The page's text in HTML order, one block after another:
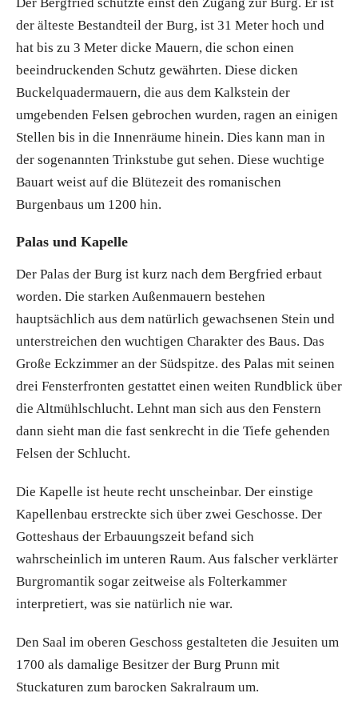
der älteste Bestandteil der Burg, ist 31 Meter hoch und
hat bis zu 3 Meter dicke Mauern, die schon einen
beeindruckenden Schutz gewährten. Diese dicken
Buckelquadermauern, die aus dem Kalkstein der
umgebenden Felsen gebrochen wurden, ragen an einigen
Stellen bis in die Innenräume hinein. Dies kann man in
der sogenannten Trinkstube gut sehen. Diese wuchtige
Bauart weist auf die Blütezeit des romanischen
Burgenbaus um 1200 hin.
Palas und Kapelle
Der Palas der Burg ist kurz nach dem Bergfried erbaut
worden. Die starken Außenmauern bestehen
hauptsächlich aus dem natürlich gewachsenen Stein und
unterstreichen den wuchtigen Charakter des Baus. Das
Große Eckzimmer an der Südspitze. des Palas mit seinen
drei Fensterfronten gestattet einen weiten Rundblick über
die Altmühlschlucht. Lehnt man sich aus den Fenstern
dann sieht man die fast senkrecht in die Tiefe gehenden
Felsen der Schlucht.
Die Kapelle ist heute recht unscheinbar. Der einstige
Kapellenbau erstreckte sich über zwei Geschosse. Der
Gotteshaus der Erbauungszeit befand sich
wahrscheinlich im unteren Raum. Aus falscher verklärter
Burgromantik sogar zeitweise als Folterkammer
interpretiert, was sie natürlich nie war.
Den Saal im oberen Geschoss gestalteten die Jesuiten um
1700 als damalige Besitzer der Burg Prunn mit
Stuckaturen zum barocken Sakralraum um.